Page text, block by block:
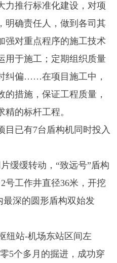
力推行标准化建设，对项
明确责任人，做到各司其
强对重点程序的施工技术
用于施工；定期组织质量
纠偏……在项目施工中，
措施，保证工程质量，
的标杆工程。
目已有7台盾构机同时投入
缓缓转动，“致远号”盾构
号工作井直径36米，开挖
最深的圆形盾构双始发
纽站-机场东站区间左
5个多月的掘进，成功穿